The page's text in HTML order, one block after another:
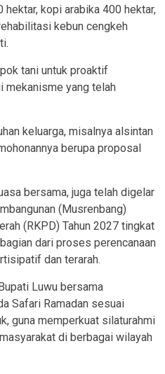
kopi arabika 400 hektar,
kebun cengkeh
tani untuk proaktif
mekanisme yang telah
keluarga, misalnya alsintan
berupa proposal
bersama, juga telah digelar
(Musrenbang)
(RKPD) Tahun 2027 tingkat
dari proses perencanaan
dan terarah.
Luwu bersama
Safari Ramadan sesuai
guna memperkuat silaturahmi
di berbagai wilayah